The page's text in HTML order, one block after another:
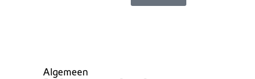
Algemeen